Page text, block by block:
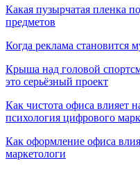
Какая пузырчатая пленка
предметов
Когда реклама становится
Крыша над головой
это серьёзный проект
Как чистота офиса влияет
психология цифрового
Как оформление офиса
маркетологи